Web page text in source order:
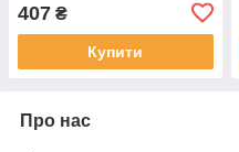
407 ₴
Купити
Про нас